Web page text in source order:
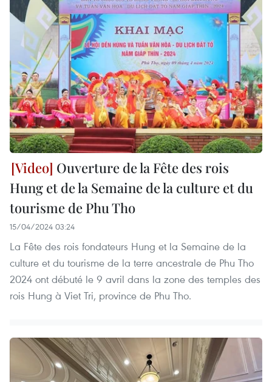
Ouverture de la Fête des rois
Hung et de la Semaine de la culture et du
tourisme de Phu Tho
15/04/2024 03:24
La Fête des rois fondateurs Hung et la Semaine de la
culture et du tourisme de la terre ancestrale de Phu Tho
2024 ont débuté le 9 avril dans la zone des temples des
rois Hung à Viet Tri, province de Phu Tho.